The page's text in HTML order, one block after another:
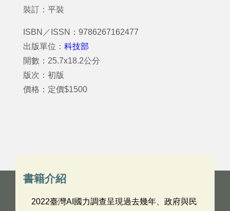
裝訂：平裝
ISBN／ISSN：9786267162477
出版單位： 科技部
開數：25.7x18.2公分
版次：初版
價格：定價$1500
書籍介紹
2022臺灣AI國力調查呈現過去幾年、政府與民